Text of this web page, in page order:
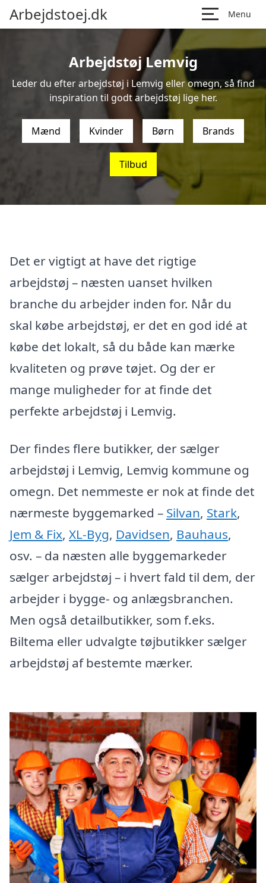
Arbejdstoej.dk Menu
Arbejdstøj Lemvig
Leder du efter arbejdstøj i Lemvig eller omegn, så find
inspiration til godt arbejdstøj lige her.
Mænd Kvinder Børn Brands
Tilbud
Det er vigtigt at have det rigtige
arbejdstøj – næsten uanset hvilken
branche du arbejder inden for. Når du
skal købe arbejdstøj, er det en god idé at
købe det lokalt, så du både kan mærke
kvaliteten og prøve tøjet. Og der er
mange muligheder for at finde det
perfekte arbejdstøj i Lemvig.
Der findes flere butikker, der sælger
arbejdstøj i Lemvig, Lemvig kommune og
omegn. Det nemmeste er nok at finde det
nærmeste byggemarked – Silvan, Stark,
Jem & Fix, XL-Byg, Davidsen, Bauhaus,
osv. – da næsten alle byggemarkeder
sælger arbejdstøj – i hvert fald til dem, der
arbejder i bygge- og anlægsbranchen.
Men også detailbutikker, som f.eks.
Biltema eller udvalgte tøjbutikker sælger
arbejdstøj af bestemte mærker.